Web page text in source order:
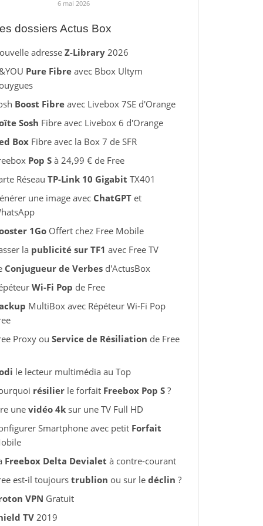
6 mai 2026
dossiers Actus Box
adresse Z-Library2026
Pure Fibreavec Bbox Ultym
Boost Fibreavec Livebox 7SE d'Orange
Sosh Fibre avec Livebox 6 d'Orange
BoxFibre avec la Box 7 de SFR
Pop Sà 24,99 € de Free
Réseau TP-Link 10 Gigabit TX401
une image avec ChatGPTet
1GoOffert chez Free Mobile
la publicité sur TF1 avec Free TV
Conjugueur de Verbesd'ActusBox
Wi-Fi Pop de Free
MultiBox avec Répéteur Wi-Fi Pop
Proxy ou Service de Résiliation de Free
le lecteur multimédia au Top
résilierle forfait Freebox Pop S?
unevidéo 4ksur une TV Full HD
Smartphone avec petit Forfait
Freebox Delta Devialet à contre-courant
est-il toujours trublion ou sur le déclin ?
VPN Gratuit
TV2019